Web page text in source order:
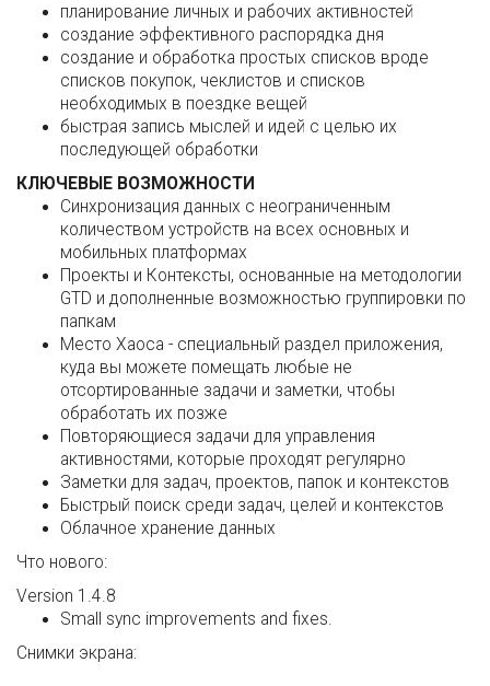
планирование личных и рабочих активностей
создание эффективного распорядка дня
создание и обработка простых списков вроде
списков покупок, чеклистов и списков
необходимых в поездке вещей
быстрая запись мыслей и идей с целью их
последующей обработки
КЛЮЧЕВЫЕ ВОЗМОЖНОСТИ
Синхронизация данных с неограниченным
количеством устройств на всех основных и
мобильных платформах
Проекты и Контексты, основанные на методологии
GTD и дополненные возможностью группировки по
папкам
Место Хаоса - специальный раздел приложения,
куда вы можете помещать любые не
отсортированные задачи и заметки, чтобы
обработать их позже
Повторяющиеся задачи для управления
активностями, которые проходят регулярно
Заметки для задач, проектов, папок и контекстов
Быстрый поиск среди задач, целей и контекстов
Облачное хранение данных
Что нового:
Version 1.4.8
Small sync improvements and fixes.
Снимки экрана: